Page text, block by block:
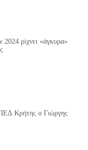
ρίχνει «άγκυρα»
Κρήτης ο Γιώργης